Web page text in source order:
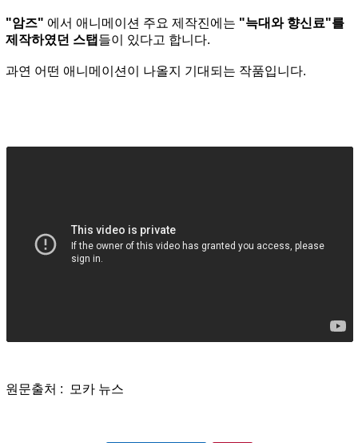
"암즈" 에서 애니메이션 주요 제작진에는 "늑대와 향신료"를
제작하였던 스탭 들이 있다고 합니다.
과연 어떤 애니메이션이 나올지 기대되는 작품입니다.
원문출처 : 모카 뉴스